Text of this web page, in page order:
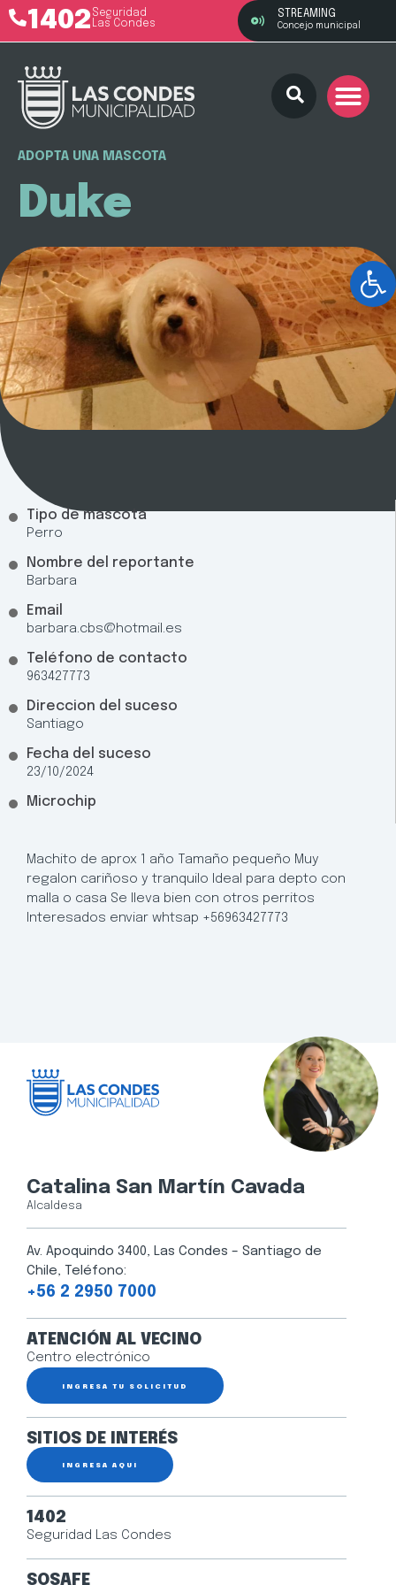
1402 Seguridad
Las Condes
STREAMING
Concejo municipal
ADOPTA UNA MASCOTA
Duke
Tipo de mascota
Perro
Nombre del reportante
Barbara
Email
barbara.cbs@hotmail.es
Teléfono de contacto
963427773
Direccion del suceso
Santiago
Fecha del suceso
23/10/2024
Microchip
Machito de aprox 1 año Tamaño pequeño Muy
regalon cariñoso y tranquilo Ideal para depto con
malla o casa Se lleva bien con otros perritos
Interesados enviar whtsap +56963427773
Catalina San Martín Cavada
Alcaldesa
Av. Apoquindo 3400, Las Condes – Santiago de
Chile, Teléfono:
+56 2 2950 7000
ATENCIÓN AL VECINO
Centro electrónico
INGRESA TU SOLICITUD
SITIOS DE INTERÉS
INGRESA AQUÍ
1402
Seguridad Las Condes
SOSAFE